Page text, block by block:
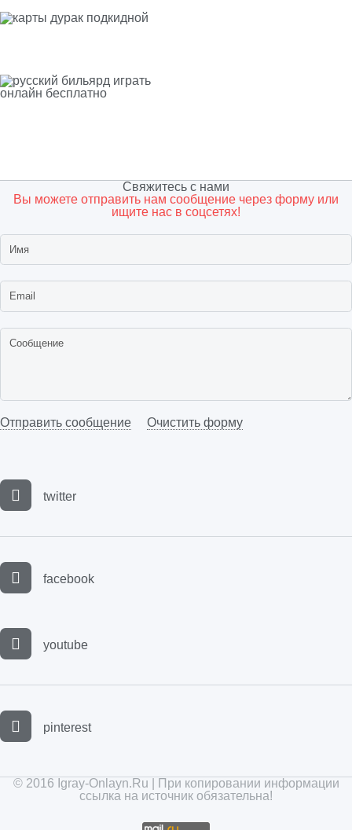
Свяжитесь с нами
Вы можете отправить нам сообщение через форму или
ищите нас в соцсетях!
Отправить сообщение Очистить форму
twitter
facebook
youtube
pinterest
© 2016 Igray-Onlayn.Ru | При копировании информации
ссылка на источник обязательна!